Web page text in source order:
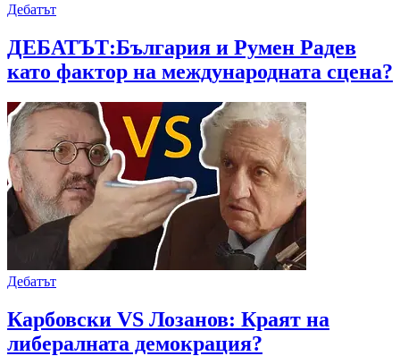
Дебатът
ДЕБАТЪТ:България и Румен Радев
като фактор на международната сцена?
Дебатът
Карбовски VS Лозанов: Краят на
либералната демокрация?